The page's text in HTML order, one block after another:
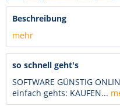
Beschreibung
mehr
so schnell geht's
SOFTWARE GÜNSTIG
einfach gehts: KAUFEN...